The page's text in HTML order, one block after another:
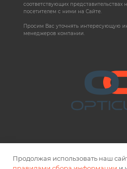
соответствующих представительствах
посетителем с ними на Сайте.
Просим Вас уточнять интересующую
менеджеров компании.
Продолжая использовать наш